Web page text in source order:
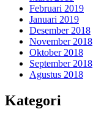
Februari 2019
Januari 2019
Desember 2018
November 2018
Oktober 2018
September 2018
Agustus 2018
Kategori